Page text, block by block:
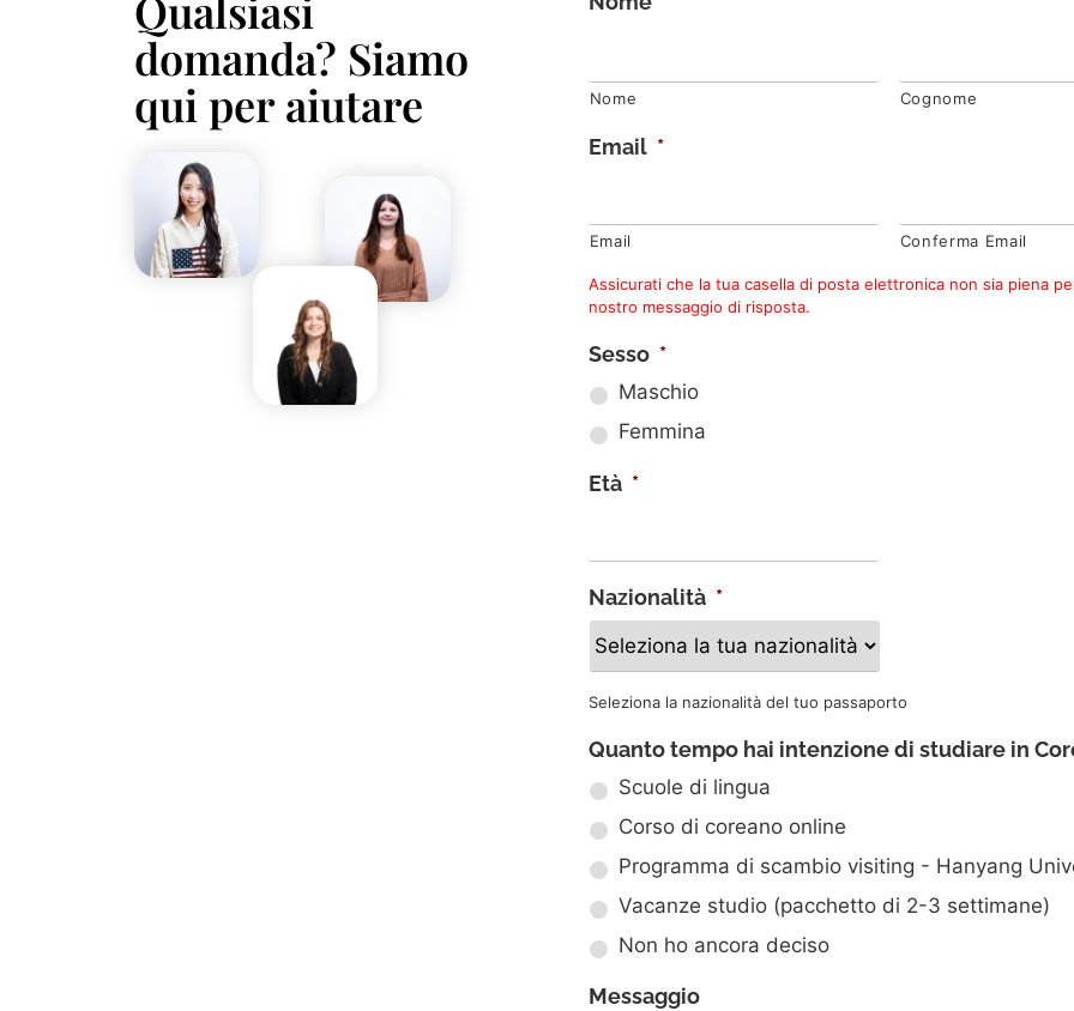
domanda? Siamo
qui per aiutare
Nome Cognome
Email *
Email Conferma Email
Assicurati che la tua casella di posta elettronica non sia piena
nostro messaggio di risposta.
Sesso *
Maschio
Femmina
Età *
Nazionalità *
Seleziona la nazionalità del tuo passaporto
Quanto tempo hai intenzione di studiare in
Scuole di lingua
Corso di coreano online
Programma di scambio visiting - Hanyang
Vacanze studio (pacchetto di 2-3 settimane)
Non ho ancora deciso
Messaggio